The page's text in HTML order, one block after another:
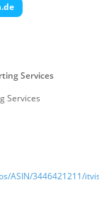
Services
Services
ASIN/3446421211/